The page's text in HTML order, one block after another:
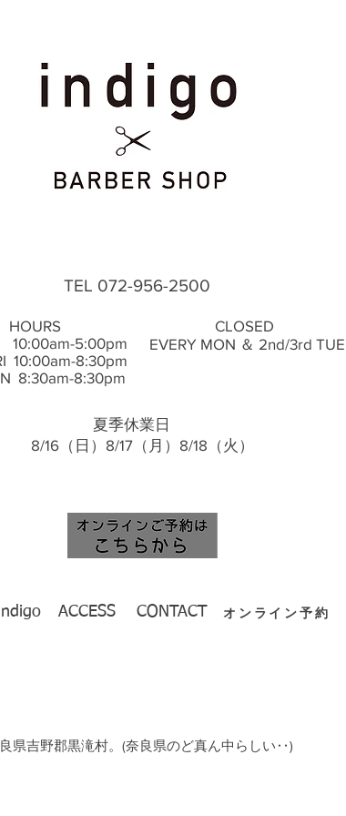
TEL 072-956-2500
5:00pm
10:00am-8:30pm
8:30am-8:30pm
CLOSED
EVERY MON ＆ 2nd/3rd TUE
夏季休業日
​ 8/16（日）8/17（月）8/18（火）
ACCESS CONTACT オンライン予約
県吉野郡黒滝村。(奈良県のど真ん中らしい‥)